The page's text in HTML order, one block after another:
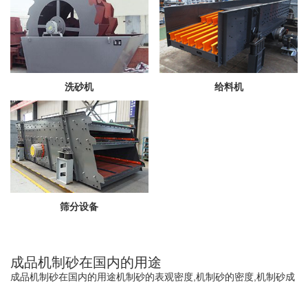
洗砂机 给料机
筛分设备
成品机制砂在国内的用途
成品机制砂在国内的用途机制砂的表观密度,机制砂的密度,机制砂成